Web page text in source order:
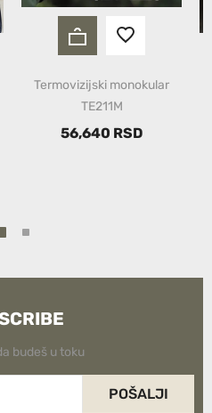
Termovizijski monokular
TE211M
56,640 RSD
budeš u toku
POŠALJI